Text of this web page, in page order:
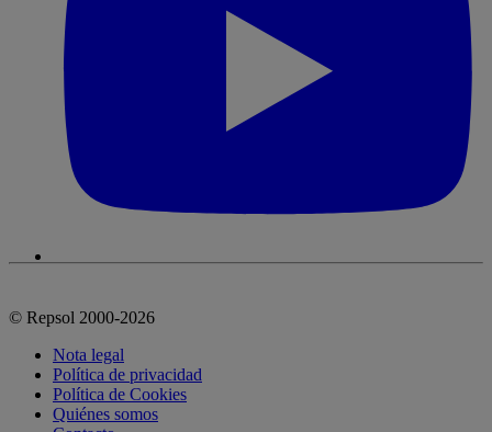
© Repsol 2000-2026
Nota legal
Política de privacidad
Política de Cookies
Quiénes somos